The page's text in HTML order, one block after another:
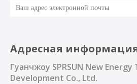
Адресная
Гуанчжоу SPRSUN New
Development Co., Ltd.